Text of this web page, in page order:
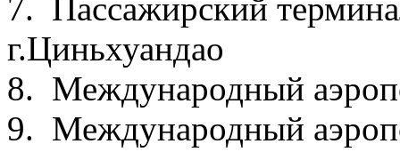
7. Пассажирский
г.Циньхуандао
8. Международный
9. Международный